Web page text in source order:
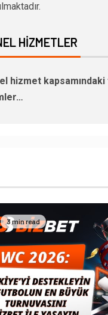
HIZMETLER
hizmet kapsamındaki
3 min read